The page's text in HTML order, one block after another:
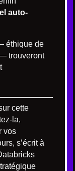
auto-
éthique de
trouveront
cette
la,
vos
s’écrit à